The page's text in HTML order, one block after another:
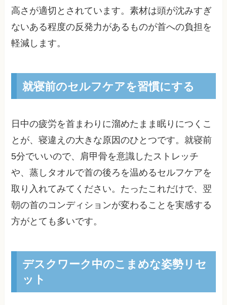
高さが適切とされています。素材は頭が沈みすぎ
ないある程度の反発力があるものが首への負担を
軽減します。
就寝前のセルフケアを習慣にする
日中の疲労を首まわりに溜めたまま眠りにつくこ
とが、寝違えの大きな原因のひとつです。就寝前
5分でいいので、肩甲骨を意識したストレッチ
や、蒸しタオルで首の後ろを温めるセルフケアを
取り入れてみてください。たったこれだけで、翌
朝の首のコンディションが変わることを実感する
方がとても多いです。
デスクワーク中のこまめな姿勢リセ
ット